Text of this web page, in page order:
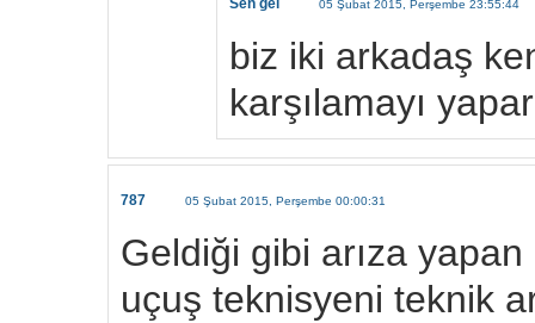
Sen gel 05 Şubat 2015, Perşembe 23:55:44
biz iki arkadaş
karşılamayı
787 05 Şubat 2015, Perşembe 00:00:31
Geldiği gibi arıza yapan
uçuş teknisyeni teknik